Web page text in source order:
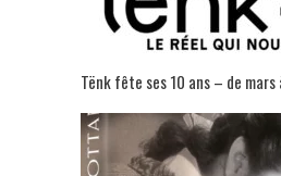
Tënk fête ses 10 ans – de